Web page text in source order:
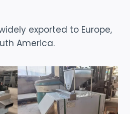
exported to Europe,
America.